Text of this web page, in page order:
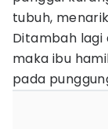
tubuh,
Ditambah lagi
maka ibu
pada